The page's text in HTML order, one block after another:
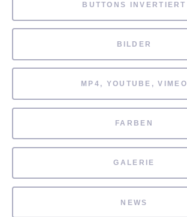
BUTTONS INVERTIERT
BILDER
MP4, YOUTUBE, VIMEO
FARBEN
GALERIE
NEWS